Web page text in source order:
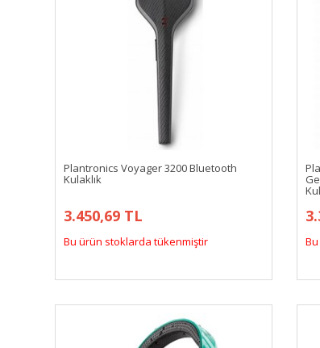
Plantronics Voyager 3200 Bluetooth
Kulaklık
3.450,69 TL
Bu ürün stoklarda tükenmiştir